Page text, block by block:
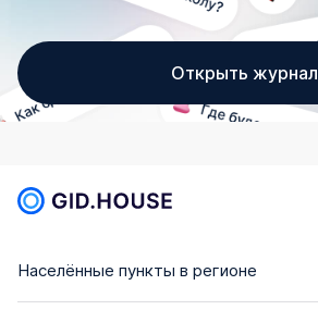
Открыть журнал
Населённые пункты в регионе